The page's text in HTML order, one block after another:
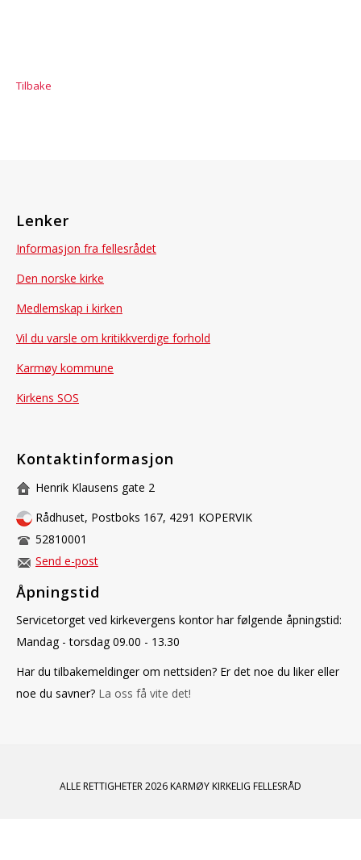
Tilbake
Lenker
Informasjon fra fellesrådet
Den norske kirke
Medlemskap i kirken
Vil du varsle om kritikkverdige forhold
Karmøy kommune
Kirkens SOS
Kontaktinformasjon
Henrik Klausens gate 2
Rådhuset, Postboks 167, 4291 KOPERVIK
52810001
Send e-post
Åpningstid
Servicetorget ved kirkevergens kontor har følgende åpningstid:
Mandag - torsdag 09.00 - 13.30
Har du tilbakemeldinger om nettsiden? Er det noe du liker eller
noe du savner? La oss få vite det!
ALLE RETTIGHETER 2026 KARMØY KIRKELIG FELLESRÅD